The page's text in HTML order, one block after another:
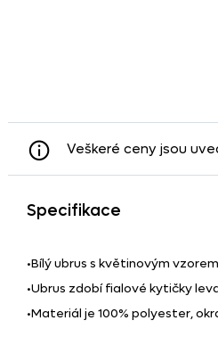
Veškeré ceny jsou
Specifikace
•Bílý ubrus s květinovým
•Ubrus zdobí fialové kytičky
•Materiál je 100% polyester,